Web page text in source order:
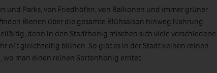
und Parks, von Friedhöfen, von Balkonen und immer grüner
Bienen über die gesamte Blühsaison hinweg Nahrung.
denn in den Stadthonig mischen sich viele verschiedene
oft gleichzeitig blühen. So gibt es in der Stadt keinen reinen
wo man einen reinen Sortenhonig erntet.